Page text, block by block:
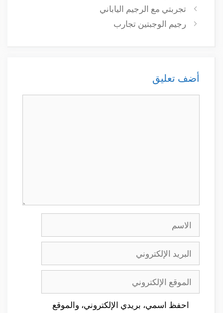
تجربتي مع الرجيم الياباني
رجيم الوجبتين تجارب
أضف تعليق
الإلكتروني
الإلكتروني
احفظ اسمي، بريدي الإلكتروني، والموقع